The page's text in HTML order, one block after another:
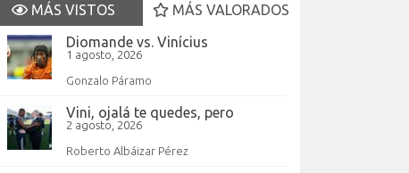
MÁS VISTOS
MÁS VALORADOS
Diomande vs. Vinícius
1 agosto, 2026
Gonzalo Páramo
Vini, ojalá te quedes, pero
2 agosto, 2026
Roberto Albáizar Pérez